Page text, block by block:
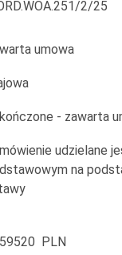
2/25
umowa
- zawarta
udzielane
na
PLN